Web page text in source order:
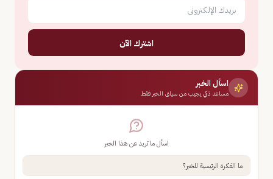
اشترك الآن
اسأل الخبر
مساعد ذكي يجيب من سياق الخبر فقط
اسأل ما تريد عن هذا الخبر
ما الفكرة الرئيسية للخبر؟